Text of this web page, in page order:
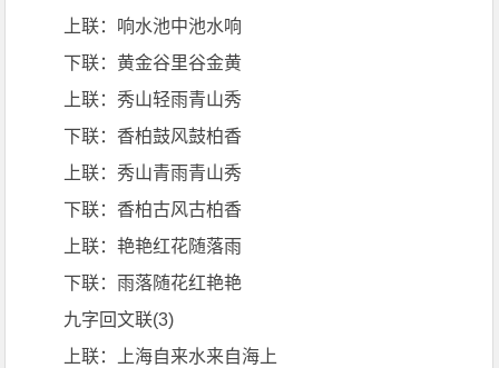
上联：响水池中池水响
下联：黄金谷里谷金黄
上联：秀山轻雨青山秀
下联：香柏鼓风鼓柏香
上联：秀山青雨青山秀
下联：香柏古风古柏香
上联：艳艳红花随落雨
下联：雨落随花红艳艳
九字回文联(3)
上联：上海自来水来自海上